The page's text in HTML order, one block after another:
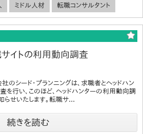
ミドル人材 転職コンサルタント
イトの利用動向調査
のシード・プランニングは、求職者とヘッドハン
を行い、このほど、ヘッドハンターの利用動向調
らせいたします。転職サ...
続きを読む